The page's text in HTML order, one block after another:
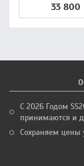
33 800
С 2026 Годом
принимаются и
Сохраняем цены